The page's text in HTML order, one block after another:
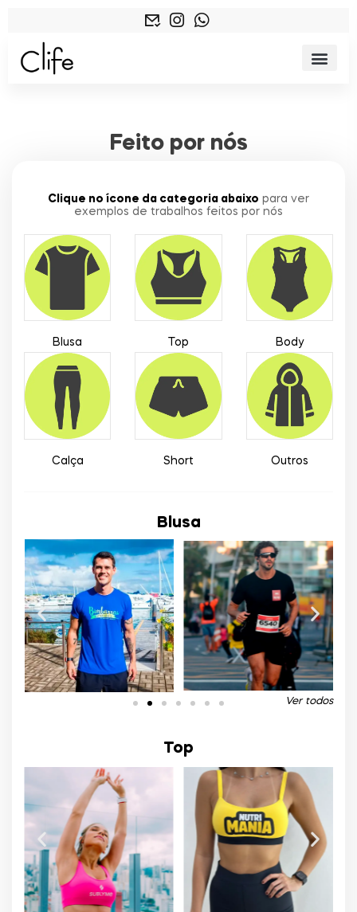
Feito por nós
Clique no ícone da categoria abaixo para ver
exemplos de trabalhos feitos por nós
Blusa Top Body
Calça Short Outros
Blusa
Ver todos
Top